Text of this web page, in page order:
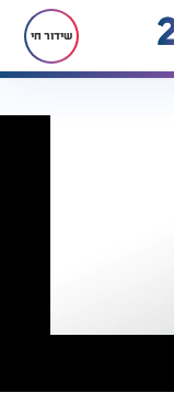
שידור חי
לא קשורה אליך"